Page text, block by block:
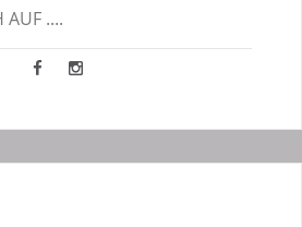
AUF ....